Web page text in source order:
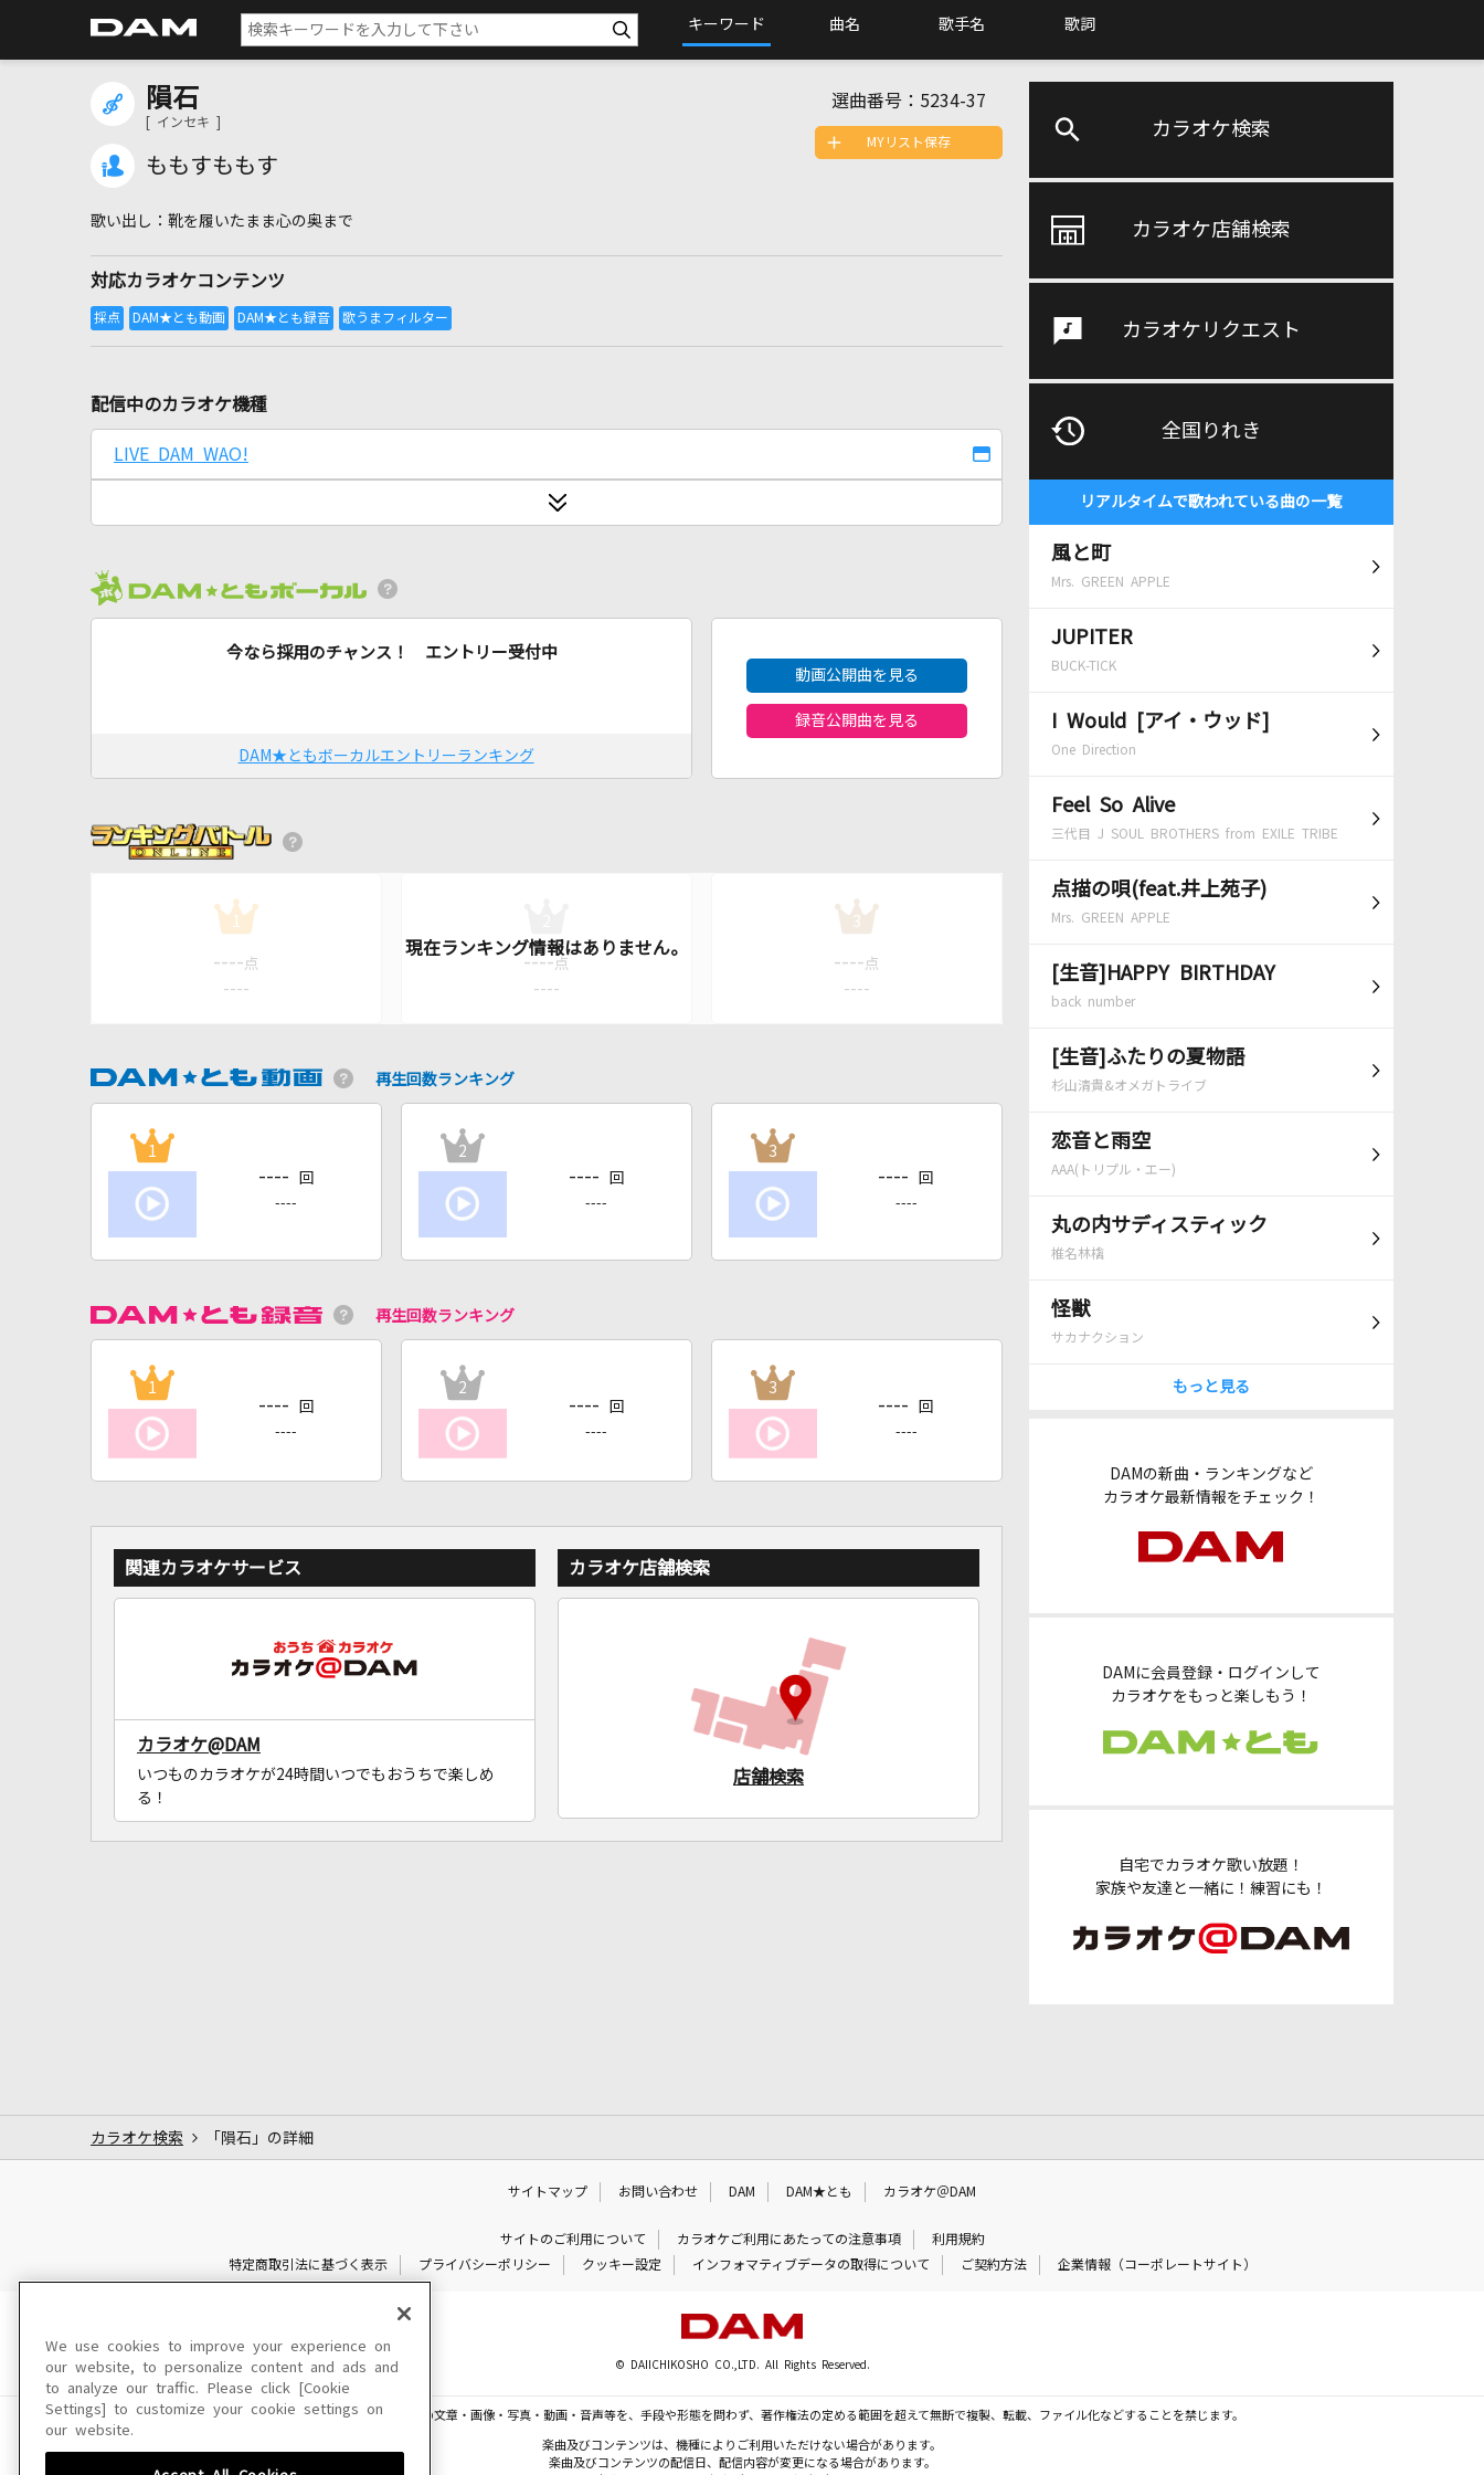
キーワード 曲名 歌手名 歌詞
カラオケ検索
カラオケ店舗検索
カラオケリクエスト
全国りれき
リアルタイムで歌われている曲の一覧
風と町
Mrs. GREEN APPLE
JUPITER
BUCK-TICK
I Would [アイ・ウッド]
One Direction
Feel So Alive
三代目 J SOUL BROTHERS from EXILE TRIBE
点描の唄(feat.井上苑子)
Mrs. GREEN APPLE
[生音]HAPPY BIRTHDAY
back number
[生音]ふたりの夏物語
杉山清貴&オメガトライブ
恋音と雨空
AAA(トリプル・エー)
丸の内サディスティック
椎名林檎
怪獣
サカナクション
もっと見る
DAMの新曲・ランキングなど
カラオケ最新情報をチェック！
DAMに会員登録・ログインして
カラオケをもっと楽しもう！
自宅でカラオケ歌い放題！
家族や友達と一緒に！練習にも！
隕石
[ インセキ ]
ももすももす
選曲番号： 5234-37
靴を履いたまま心の奥まで
対応カラオケコンテンツ
MYリスト保存
配信中のカラオケ機種
LIVE DAM WAO!
今なら採用のチャンス！ エントリー受付中
DAM★ともボーカルエントリーランキング
動画公開曲を見る
録音公開曲を見る
1
---- 点
----
---- 点
----
3
---- 点
----
再生回数ランキング
1
---- 回
----
2
---- 回
----
3
---- 回
----
再生回数ランキング
1
---- 回
----
2
---- 回
----
3
---- 回
----
関連カラオケサービス
カラオケ@DAM
いつものカラオケが24時間いつでもおうちで楽しめ
る！
カラオケ店舗検索
店舗検索
カラオケ検索 「隕石」の詳細
サイトマップ お問い合わせ DAM DAM★とも カラオケ＠DAM
サイトのご利用について カラオケご利用にあたっての注意事項
利用規約
特定商取引法に基づく表示
プライバシーポリシー クッキー設定 インフォマティブデータの取得について ご契約方法 企業情報（コーポレートサイト）
© DAIICHIKOSHO CO.,LTD. All Rights Reserved.
このサイトに掲載されている一切の文章・画像・写真・動画・音声等を、手段や形態を問わず、著作権法の定める範囲を超えて無断で複製、転載、ファイル化などすることを禁じます。
楽曲及びコンテンツは、機種によりご利用いただけない場合があります。
楽曲及びコンテンツの配信日、配信内容が変更になる場合があります。
We use cookies to improve your experience on
our website, to personalize content and ads and
to analyze our traffic. Please click [Cookie
Settings] to customize your cookie settings on
our website.